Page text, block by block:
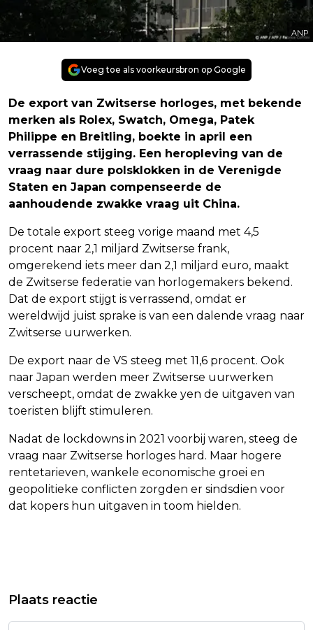
ANP
Voeg toe als voorkeursbron op Google
De export van Zwitserse horloges, met bekende
merken als Rolex, Swatch, Omega, Patek
Philippe en Breitling, boekte in april een
verrassende stijging. Een heropleving van de
vraag naar dure polsklokken in de Verenigde
Staten en Japan compenseerde de
aanhoudende zwakke vraag uit China.
De totale export steeg vorige maand met 4,5
procent naar 2,1 miljard Zwitserse frank,
omgerekend iets meer dan 2,1 miljard euro, maakt
de Zwitserse federatie van horlogemakers bekend.
Dat de export stijgt is verrassend, omdat er
wereldwijd juist sprake is van een dalende vraag naar
Zwitserse uurwerken.
De export naar de VS steeg met 11,6 procent. Ook
naar Japan werden meer Zwitserse uurwerken
verscheept, omdat de zwakke yen de uitgaven van
toeristen blijft stimuleren.
Nadat de lockdowns in 2021 voorbij waren, steeg de
vraag naar Zwitserse horloges hard. Maar hogere
rentetarieven, wankele economische groei en
geopolitieke conflicten zorgden er sindsdien voor
dat kopers hun uitgaven in toom hielden.
BOKSBOND UITGEKEERDE BONUSSEN
UTRECHT: STRAF VAN WEDSTRIJD
ZONDER PUBLIEK BLIJFT STAAN
Plaats reactie